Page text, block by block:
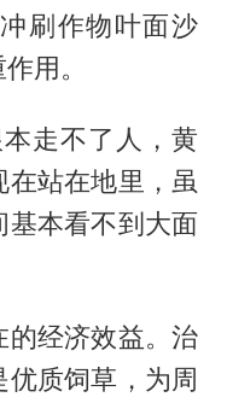
刷作物叶面沙
用。
走不了人，黄
站在地里，虽
本看不到大面
的经济效益。治
质饲草，为周